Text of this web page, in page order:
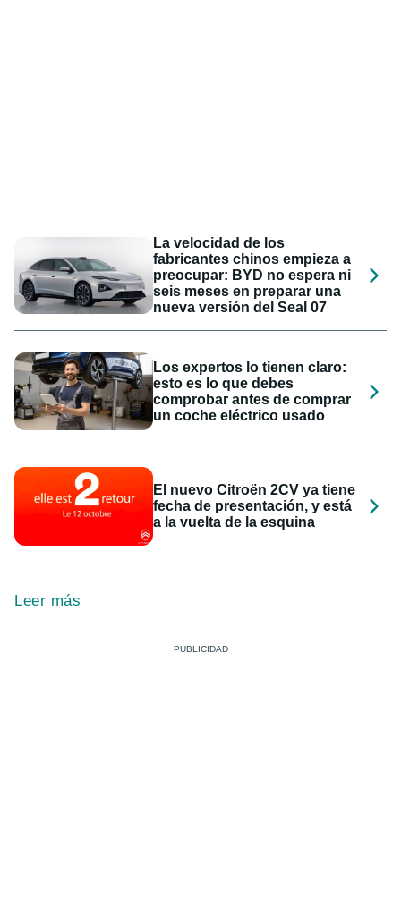
La velocidad de los
fabricantes chinos empieza a
preocupar: BYD no espera ni
seis meses en preparar una
nueva versión del Seal 07
Los expertos lo tienen claro:
esto es lo que debes
comprobar antes de comprar
un coche eléctrico usado
El nuevo Citroën 2CV ya tiene
fecha de presentación, y está
a la vuelta de la esquina
Leer más